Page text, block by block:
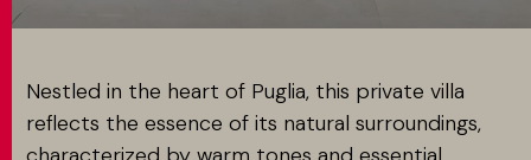
SEARCH
Nestled in the heart of Puglia, this private villa
reflects the essence of its natural surroundings,